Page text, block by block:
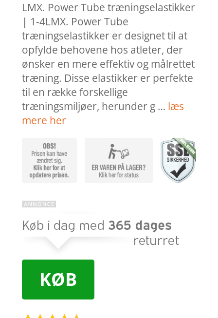
LMX. Power Tube træningselastikker
| 1-4LMX. Power Tube
træningselastikker er designet til at
opfylde behovene hos atleter, der
ønsker en mere effektiv og målrettet
træning. Disse elastikker er perfekte
til en række forskellige
træningsmiljøer, herunder g … læs
mere her
KØB